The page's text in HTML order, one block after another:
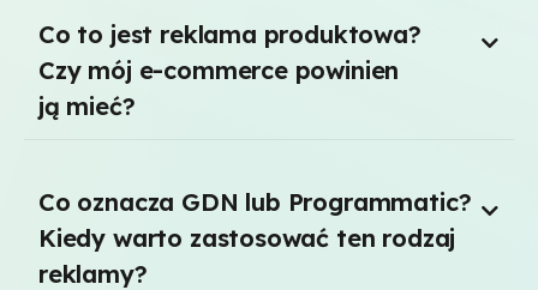
Co to jest reklama produktowa?
Czy mój e-commerce powinien
ją mieć?
Co oznacza GDN lub Programmatic?
Kiedy warto zastosować ten rodzaj
reklamy?